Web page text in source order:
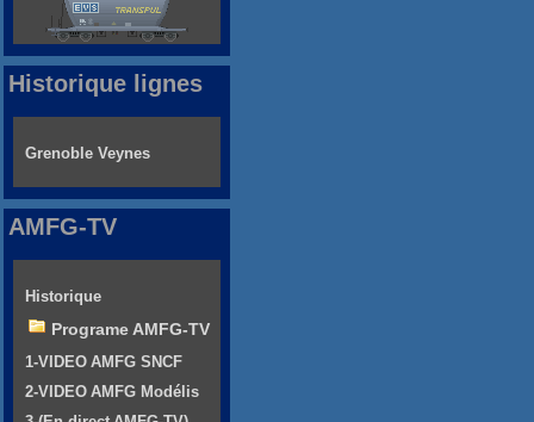
Historique lignes
Grenoble Veynes
AMFG-TV
Historique
Programe AMFG-TV
1-VIDEO AMFG SNCF
2-VIDEO AMFG Modélis